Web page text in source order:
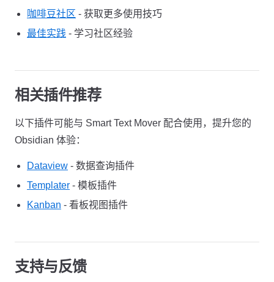
咖啡豆社区 - 获取更多使用技巧
最佳实践 - 学习社区经验
相关插件推荐
以下插件可能与 Smart Text Mover 配合使用，提升您的
Obsidian 体验：
Dataview - 数据查询插件
Templater - 模板插件
Kanban - 看板视图插件
支持与反馈